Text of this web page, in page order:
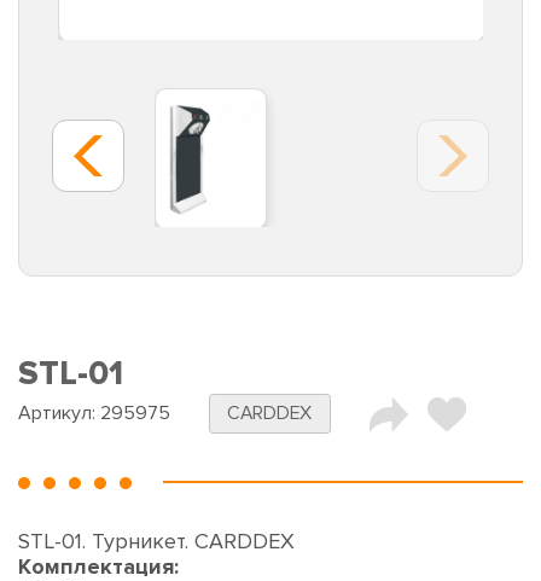
STL-01
Артикул: 295975 CARDDEX
STL-01. Турникет. CARDDEX
Комплектация: